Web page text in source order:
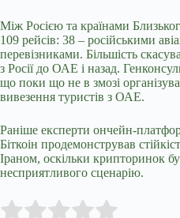
Між Росією та країнами
109 рейсів: 38 – російськими
перевізниками. Більшість
з Росії до ОАЕ і назад.
що поки що не в змозі
вивезення туристів з ОАЕ.
Раніше експерти ончейн-
Біткоін продемонстрував
Іраном, оскільки крипторинок
несприятливого сценарію.
Rate this item: